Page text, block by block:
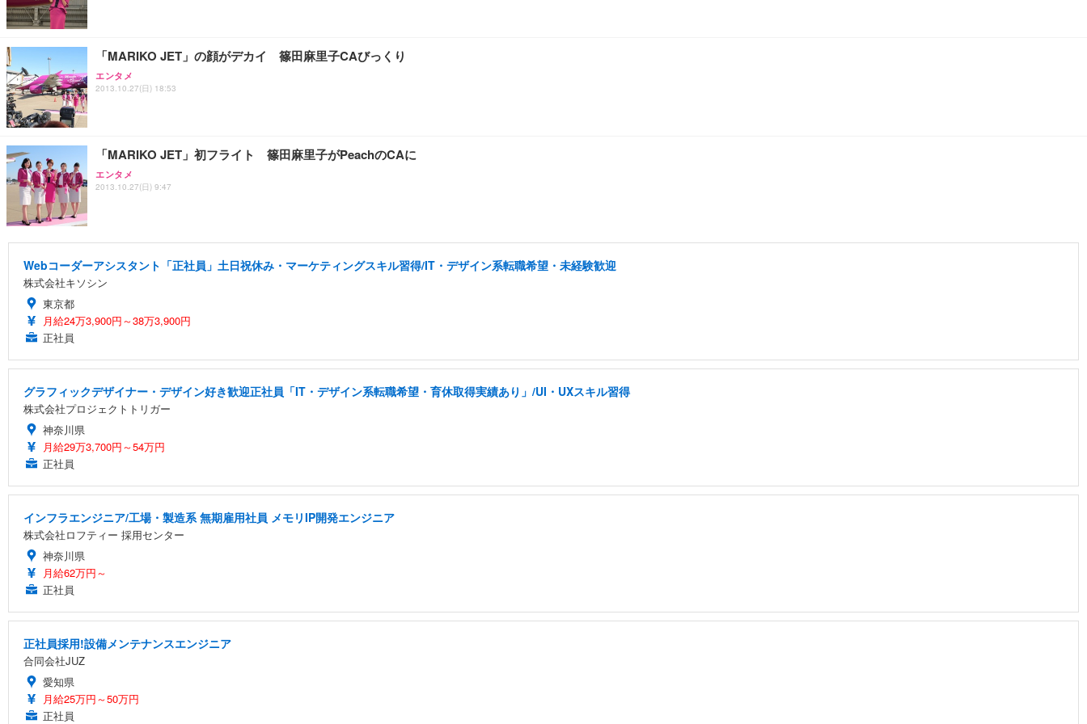
「MARIKO JET」の顔がデカイ 篠田麻里子CAびっくり
エンタメ
2013.10.27(日) 18:53
「MARIKO JET」初フライト 篠田麻里子がPeachのCAに
エンタメ
2013.10.27(日) 9:47
Webコーダーアシスタント「正社員」土日祝休み・マーケティングスキル習得/IT・デザイン系転職希望・未経験歓迎
株式会社キソシン
東京都
月給24万3,900円～38万3,900円
正社員
グラフィックデザイナー・デザイン好き歓迎正社員「IT・デザイン系転職希望・育休取得実績あり」/UI・UXスキル習得
株式会社プロジェクトトリガー
神奈川県
月給29万3,700円～54万円
正社員
インフラエンジニア/工場・製造系 無期雇用社員 メモリIP開発エンジニア
株式会社ロフティー 採用センター
神奈川県
月給62万円～
正社員
正社員採用!設備メンテナンスエンジニア
合同会社JUZ
愛知県
月給25万円～50万円
正社員